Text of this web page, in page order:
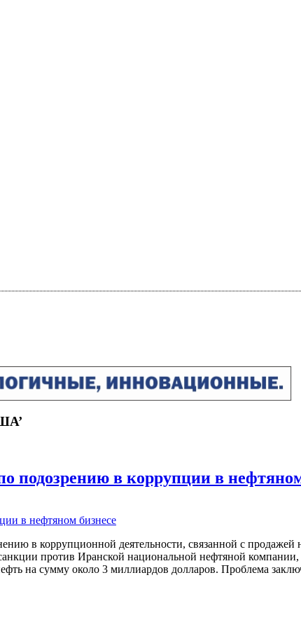
подозрению в коррупции в
в коррупционной деятельности, связанной с
против Иранской национальной нефтяной
на сумму около 3 миллиардов долларов. Проблема